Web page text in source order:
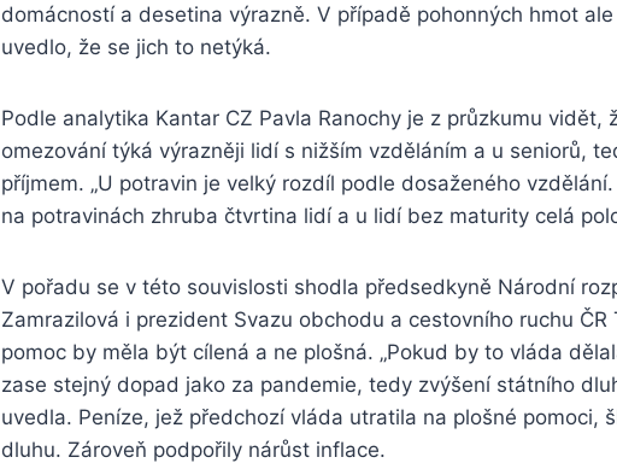
domácností a desetina výrazně. V případě pohonných hmot
uvedlo, že se jich to netýká.
Podle analytika Kantar CZ Pavla Ranochy je z průzkumu vidět,
omezování týká výrazněji lidí s nižším vzděláním a u seniorů,
příjmem. „U potravin je velký rozdíl podle dosaženého
na potravinách zhruba čtvrtina lidí a u lidí bez maturity celá
V pořadu se v této souvislosti shodla předsedkyně Národní
Zamrazilová i prezident Svazu obchodu a cestovního ruchu ČR
pomoc by měla být cílená a ne plošná. „Pokud by to vláda
zase stejný dopad jako za pandemie, tedy zvýšení státního
uvedla. Peníze, jež předchozí vláda utratila na plošné pomoci,
dluhu. Zároveň podpořily nárůst inflace.